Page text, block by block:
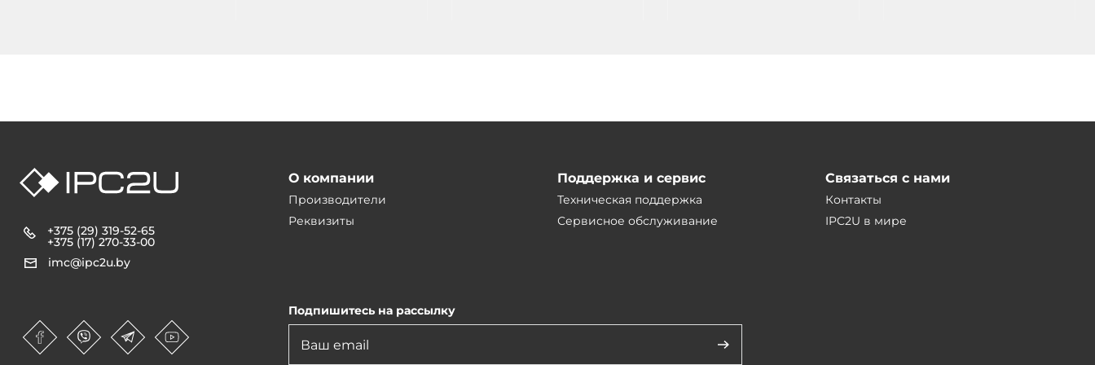
+375 (29) 319-52-65
+375 (17) 270-33-00
imc@ipc2u.by
О компании
Производители
Реквизиты
Поддержка и сервис
Техническая поддержка
Сервисное обслуживание
Связаться с нами
Контакты
IPC2U в мире
Подпишитесь на рассылку